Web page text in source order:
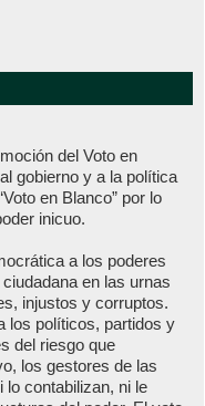
del Voto en
gobierno y a la política
en Blanco” por lo
inicuo.
a los poderes
en las urnas
injustos y corruptos.
los políticos, partidos y
del riesgo que
los gestores de las
contabilizan, ni le